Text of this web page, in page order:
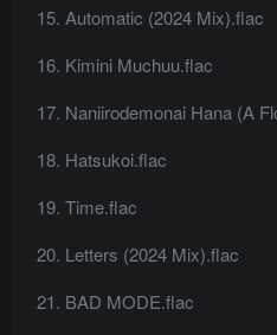
Automatic (2024 Mix).flac
Kimini Muchuu.flac
Naniirodemonai Hana (A
Hatsukoi.flac
Time.flac
Letters (2024 Mix).flac
BAD MODE.flac